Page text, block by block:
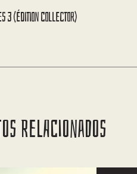
3 (édition Collector)
RELACIONADOS